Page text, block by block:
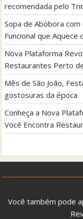
recomendada pelo
Sopa de Abóbora com
Funcional que Aquece
Nova Plataforma
Restaurantes Perto
Mês de São João,
gostosuras da época
Conheça a Nova
Você Encontra
Você também pode